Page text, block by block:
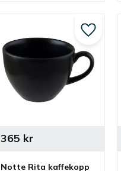
Notte Rita kaffekopp
365 kr
Lägg